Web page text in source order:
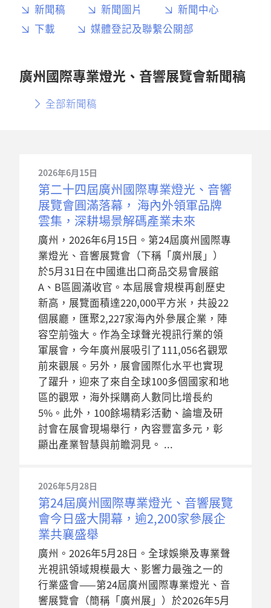
新聞稿 新聞圖片
新聞中心
下載
媒體登記及聯繫公關部
廣州國際專業燈光、音響展覽會新聞稿
全部新聞稿
2026年6月15日
第二十四屆廣州國際專業燈光、音響
展覽會圓滿落幕， 海內外領軍品牌
雲集，深耕場景解碼產業未來
廣州，2026年6月15日。第24屆廣州國際專
業燈光、音響展覽會（下稱「廣州展」）
於5月31日在中國進出口商品交易會展館
A、B區圓滿收官。本屆展會規模再創歷史
新高，展覽面積達220,000平方米，共設22
個展廳，匯聚2,227家海內外參展企業，陣
容空前強大。作為全球聲光視訊行業的領
軍展會，今年廣州展吸引了111,056名觀眾
前來觀展。另外，展會國際化水平也實現
了躍升，迎來了來自全球100多個國家和地
區的觀眾，海外採購商人數同比增長約
5%。此外，100餘場精彩活動、論壇及研
討會在展會現場舉行，內容豐富多元，彰
顯出產業智慧與前瞻洞見。
2026年5月28日
第24屆廣州國際專業燈光、音響展覽
會今日盛大開幕，逾2,200家參展企
業共襄盛舉
廣州。2026年5月28日。全球娛樂及專業聲
光視訊領域規模最大、影響力最強之一的
行業盛會——第24屆廣州國際專業燈光、音
響展覽會（簡稱「廣州展」）於2026年5月